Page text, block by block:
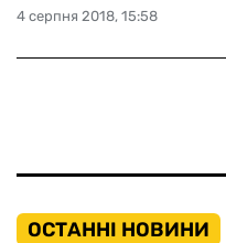
4 серпня 2018, 15:58
ОСТАННІ НОВИНИ